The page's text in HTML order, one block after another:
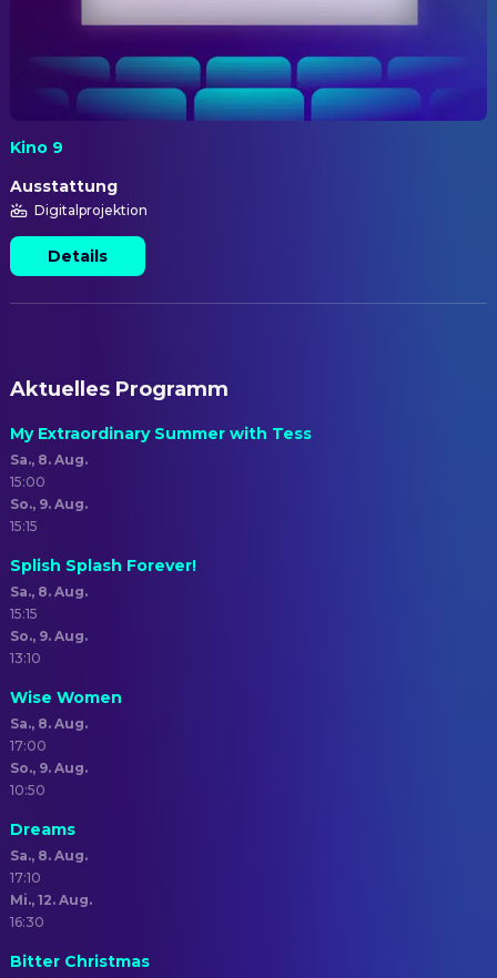
Kino 9
Ausstattung
Digitalprojektion
Details
Aktuelles Programm
My Extraordinary Summer with Tess
Sa., 8. Aug.
15:00
So., 9. Aug.
15:15
Splish Splash Forever!
Sa., 8. Aug.
15:15
So., 9. Aug.
13:10
Wise Women
Sa., 8. Aug.
17:00
So., 9. Aug.
10:50
Dreams
Sa., 8. Aug.
17:10
Mi., 12. Aug.
16:30
Bitter Christmas